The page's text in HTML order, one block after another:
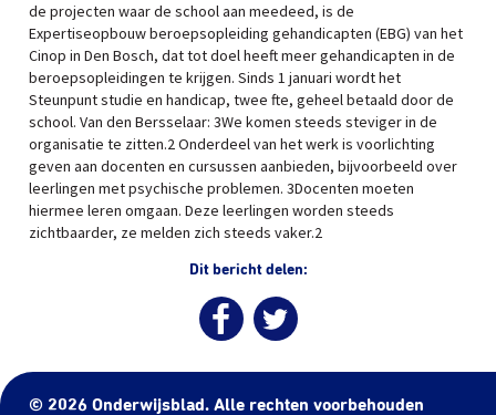
de projecten waar de school aan meedeed, is de
Expertiseopbouw beroepsopleiding gehandicapten (EBG) van het
Cinop in Den Bosch, dat tot doel heeft meer gehandicapten in de
beroepsopleidingen te krijgen. Sinds 1 januari wordt het
Steunpunt studie en handicap, twee fte, geheel betaald door de
school. Van den Bersselaar: 3We komen steeds steviger in de
organisatie te zitten.2 Onderdeel van het werk is voorlichting
geven aan docenten en cursussen aanbieden, bijvoorbeeld over
leerlingen met psychische problemen. 3Docenten moeten
hiermee leren omgaan. Deze leerlingen worden steeds
zichtbaarder, ze melden zich steeds vaker.2
Dit bericht delen:
© 2026 Onderwijsblad. Alle rechten voorbehouden